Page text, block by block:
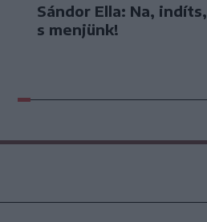
Sándor Ella: Na, indíts,
s menjünk!